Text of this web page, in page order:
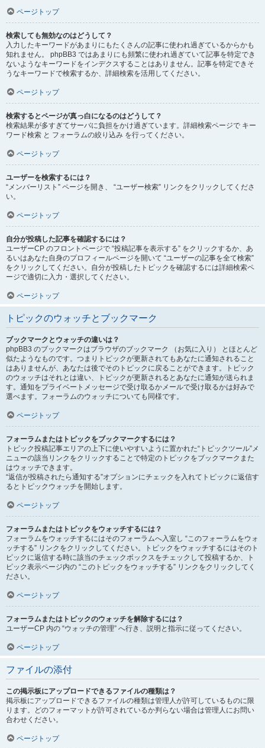
ページトップ
検索しても無効なのはどうして？
入力したキーワードがあまりにもたくさんの記事に使われ過ぎているからかも
知れません。 phpBB3 ではあまりにも頻繁に使われ過ぎていて記事を特定でき
ないようなキーワードをインデクスすることはありません。記事を特定できそ
うなキーワードで検索するか、詳細検索を活用してください。
ページトップ
検索するとページが真っ白になるのはどうして？
検索結果が多すぎてサーバに負担をかけ過ぎています。詳細検索ページで キー
ワード検索 と フォーラムの絞り込み を行ってください。
ページトップ
ユーザーを検索するには？
“メンバーリスト” ページを開き、 “ユーザー検索” リンクをクリックしてくださ
い。
ページトップ
自分が投稿した記事を確認するには？
ユーザーCP のフロントページで “投稿記事を表示する” をクリックするか、あ
るいはあなた自身のプロフィールページを開いて “ユーザーの記事を全て検索”
をクリックしてください。自分が投稿したトピックを確認するには詳細検索ペ
ージで適切に入力・選択してください。
ページトップ
トピックのウォッチとブックマーク
ブックマークとウォッチの違いは？
phpBB3 のブックマークはブラウザのブックマーク （お気に入り） とほとんど
似たようなものです。つまりトピックが更新されてもあなたに通知されること
はありませんが、あなたは後でそのトピックに戻ることができます。トピック
のウォッチはそれとは違い、トピックが更新されるとあなたに通知が送られま
す。通知をプライベートメッセージで受け取るかメールで受け取るかは好みで
選べます。フォーラムのウォッチについても同様です。
ページトップ
フォーラムまたはトピックをブックマークするには？
トピック投稿記事エリアの上下に使いやすいように置かれた“トピックツール”メ
ニューの該当リンクをクリックすることで特定のトピックをブックマークまた
はウォッチできます。
“返信が投稿されたら通知する”オプションにチェックを入れてトピックに返信す
るとトピックウォッチを開始します。
ページトップ
フォーラムまたはトピックをウォッチするには？
フォーラムをウォッチするにはそのフォーラムへ入室し “このフォーラムをウォ
ッチする” リンクをクリックしてください。トピックをウォッチするにはそのト
ピックに返信する時に該当のチェックボックスをチェックして投稿するか、ト
ピック表示ページ内の “このトピックをウォッチする” リンクをクリックしてく
ださい。
ページトップ
フォーラムまたはトピックのウォッチを解除するには？
ユーザーCP 内の “ウォッチの管理” へ行き、説明と指示に従ってください。
ページトップ
ファイルの添付
この掲示板にアップロードできるファイルの種類は？
掲示板にアップロードできるファイルの種類は管理人が許可しているものに限
ります。どのフォーマットが許可されているか判らない場合は管理人にお問い
合わせください。
ページトップ